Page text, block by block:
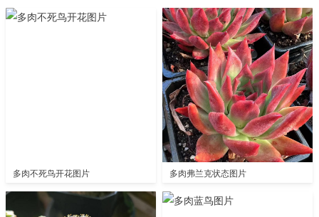
多肉不死鸟开花图片 多肉弗兰克状态图片